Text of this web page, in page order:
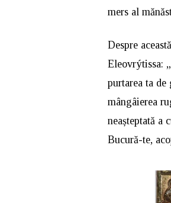
mers al
Despre
Eleovrýtissa:
purtarea ta
mângâierea
neașteptată a
Bucură-te,